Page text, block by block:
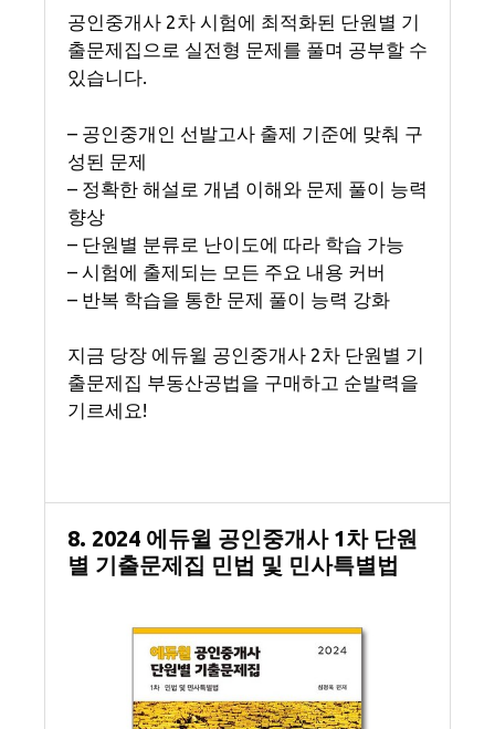
공인중개사 2차 시험에 최적화된 단원별 기
출문제집으로 실전형 문제를 풀며 공부할 수
있습니다.
– 공인중개인 선발고사 출제 기준에 맞춰 구
성된 문제
– 정확한 해설로 개념 이해와 문제 풀이 능력
향상
– 단원별 분류로 난이도에 따라 학습 가능
– 시험에 출제되는 모든 주요 내용 커버
– 반복 학습을 통한 문제 풀이 능력 강화
지금 당장 에듀윌 공인중개사 2차 단원별 기
출문제집 부동산공법을 구매하고 순발력을
기르세요!
8. 2024 에듀윌 공인중개사 1차 단원
별 기출문제집 민법 및 민사특별법